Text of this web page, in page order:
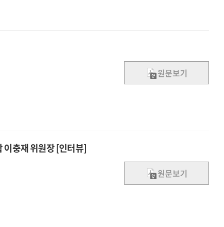
원문보기
충재 위원장 [인터뷰]
원문보기